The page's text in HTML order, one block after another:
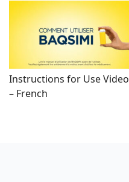
Instructions for Use Video
– French